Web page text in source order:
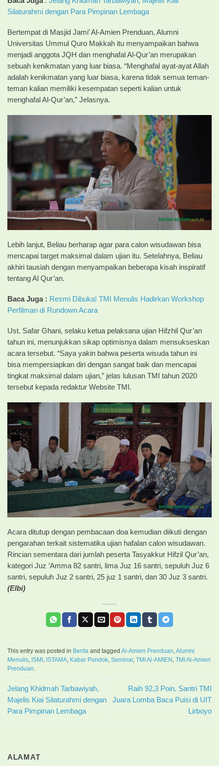
Silaturahmi dengan Para Pimpinan Lembaga
Bertempat di Masjid Jami’ Al-Amien Prenduan, Alumni
Universitas Ummul Quro Makkah itu menyampaikan bahwa
menjadi anggota JQH dan menghafal Al-Qur’an merupakan
sebuah kenikmatan yang luar biasa. “Menghafal ayat-ayat Allah
adalah kenikmatan yang luar biasa, karena tidak semua teman-
teman kalian memiliki kesempatan seperti kalian untuk
menghafal Al-Qur’an,” Jelasnya.
Lebih lanjut, Beliau berharap agar para calon wisudawan bisa
mencapai target maksimal dalam ujian itu. Setelahnya, Beliau
akhiri tausiah dengan menyampaikan beberapa kisah inspiratif
tentang Al Qur’an.
Baca Juga : Resmi Dibuka! TMI Menulis Hadirkan Workshop
Perfilman di Rundown Acara
Ust. Safar Ghani, selaku ketua pelaksana ujian Hifzhil Qur’an
tahun ini, menunjukkan sikap optimisnya dalam mensukseskan
acara tersebut. “Saya yakin bahwa peserta wisuda tahun ini
bisa mempersiapkan diri dengan sangat baik dan mencapai
tingkat maksimal dalam ujian,” jelas lulusan TMI tahun 2020
tersebut kepada redaktur Website TMI.
Acara ditutup dengan pembacaan doa kemudian diikuti dengan
pengarahan terkait sistematika ujian hafalan calon wisudawan.
Rincian sementara dari jumlah peserta Tasyakkur Hifzil Qur’an,
kategori Juz ‘Amma 82 santri, lima Juz 16 santri, sepuluh Juz 6
santri, sepuluh Juz 2 santri, 25 juz 1 santri, dan 30 Juz 3 santri.
(Elbi)
This entry was posted in Berita and tagged Al-Amien Prenduan Alumni
Menulis
ISMI ISTAMA Kabar Pondok Seminar, TMI Al-AMIEN
TMI Al-Amien
Prenduan
Jelang Khidmah Tarbawiyah,
Majelis Kiai Silaturahmi dengan
Para Pimpinan Lembaga
Raih 92,3 Poin, Santri TMI
Juara Lomba Baca Puisi di UIT
Lirboyo
ALAMAT